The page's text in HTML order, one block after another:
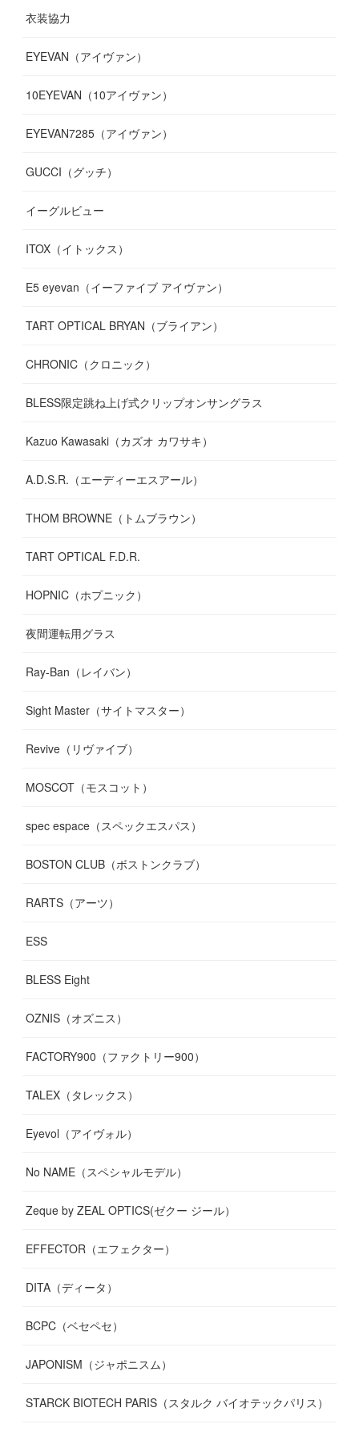
(8
(9
(19
(12)
(10)
(10
(17)
(11)
(10)
(7
(7
(10)
(11)
12)
( 7
(13)
(11)
(13)
7)
(12)
(
( 5
(8)
(12)
11)
(13)
(13)
(10 )
(10)
13)
(16)
(14)
(17)
衣装協力
EYEVAN（アイヴァン）
10EYEVAN（10アイヴァン）
EYEVAN7285（アイヴァン）
GUCCI（グッチ）
イーグルビュー
ITOX（イトックス）
E5 eyevan（イーファイブ アイヴァン）
TART OPTICAL BRYAN（ブライアン）
CHRONIC（クロニック）
BLESS限定跳ね上げ式クリップオンサングラス
Kazuo Kawasaki（カズオ カワサキ）
A.D.S.R.（エーディーエスアール）
THOM BROWNE（トムブラウン）
TART OPTICAL F.D.R.
HOPNIC（ホプニック）
夜間運転用グラス
Ray-Ban（レイバン）
Sight Master（サイトマスター）
Revive（リヴァイブ）
MOSCOT（モスコット）
spec espace（スペックエスパス）
BOSTON CLUB（ボストンクラブ）
RARTS（アーツ）
ESS
BLESS Eight
OZNIS（オズニス）
FACTORY900（ファクトリー900）
TALEX（タレックス）
Eyevol（アイヴォル）
No NAME（スペシャルモデル）
Zeque by ZEAL OPTICS(ゼクー ジール）
EFFECTOR（エフェクター）
DITA（ディータ）
BCPC（ベセペセ）
JAPONISM（ジャポニスム）
STARCK BIOTECH PARIS（スタルク バイオテックパリス）